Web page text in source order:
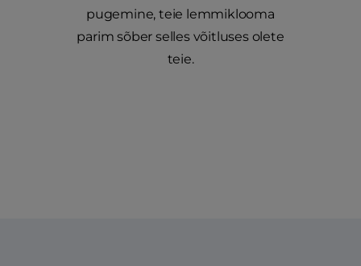
pugemine, teie lemmiklooma
parim sõber selles võitluses olete
teie.